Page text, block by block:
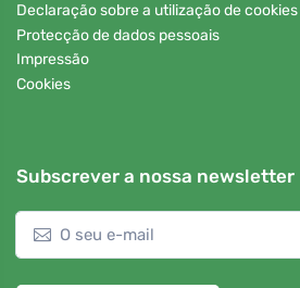
Declaração sobre a utilização de cookies
Protecção de dados pessoais
Impressão
Cookies
Subscrever a nossa newsletter